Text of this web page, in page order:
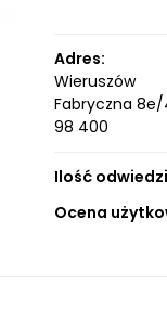
Adres:
Wieruszów
Fabryczna
98 400
Ilość
Ocena